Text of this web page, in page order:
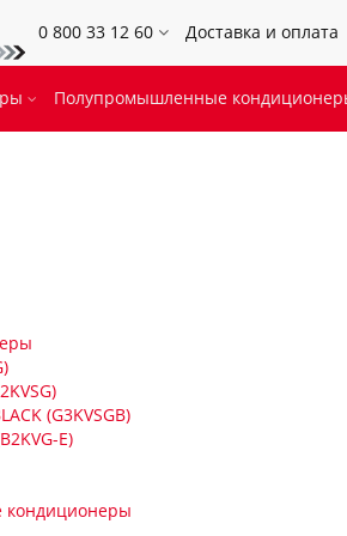
0 800 33 12 60 Доставка и оплата
Полупромышленные
(G3KVSGB)
E)